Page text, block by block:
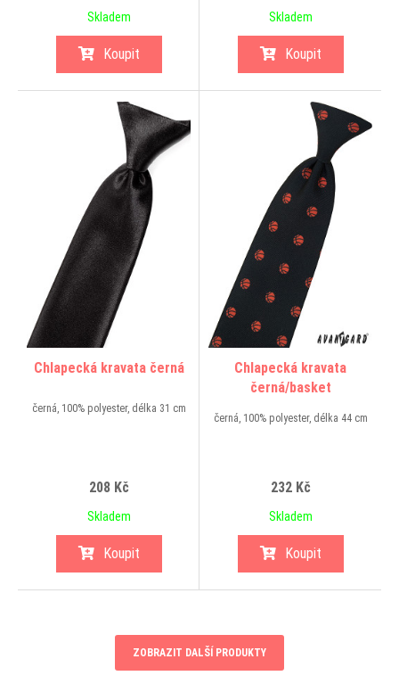
Skladem
Koupit
Skladem
Koupit
Chlapecká kravata černá
černá, 100% polyester, délka 31 cm
208 Kč
Skladem
Koupit
Chlapecká kravata
černá/basket
černá, 100% polyester, délka 44 cm
232 Kč
Skladem
Koupit
ZOBRAZIT DALŠÍ PRODUKTY